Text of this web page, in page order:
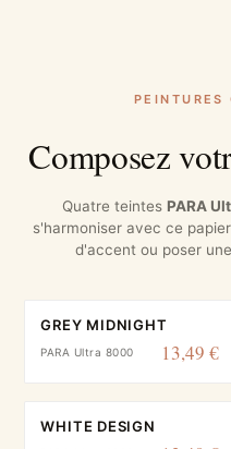
PEINTURES
Composez
Quatre teintes PARA
s'harmoniser avec ce
d'accent ou poser
GREY MIDNIGHT
PARA Ultra 8000 13,49 €
WHITE DESIGN